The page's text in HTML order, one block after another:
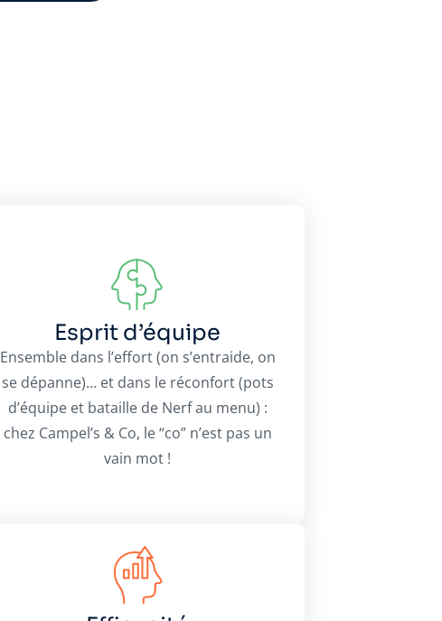
Esprit d’équipe
Ensemble dans l’effort (on s’entraide, on
se dépanne)… et dans le réconfort (pots
d’équipe et bataille de Nerf au menu) :
chez Campel’s & Co, le “co” n’est pas un
vain mot !